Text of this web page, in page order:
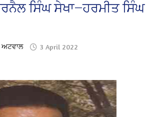
ਸਿੰਘ ਸੇਖਾ—ਹਰਮੀਤ ਸਿੰਘ
ਅਟਵਾਲ 3 April 2022